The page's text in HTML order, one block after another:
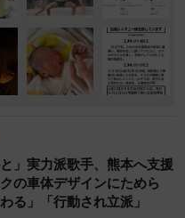
」実力派歌手、熊本へ支援
の車体デザインにためら
る」「行動され立派」